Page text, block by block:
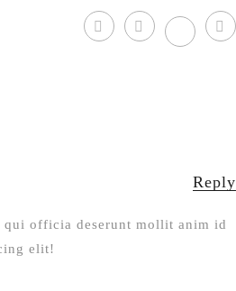
Reply
qui officia deserunt mollit anim id
elit!